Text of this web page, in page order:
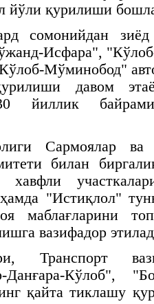
йўли қурилиши
сомонийдан зиёд
Исфара",
Мўминобод"
давом
йиллик
Сармоялар ва
билан
хавфли
"Истиқлол"
маблағларини
вазифадор
Транспорт
Данғара-Кўлоб",
қайта тиклашу